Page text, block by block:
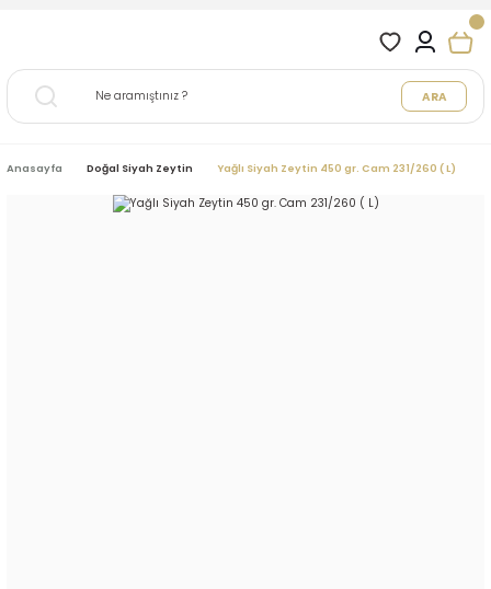
ARA
Anasayfa Doğal Siyah Zeytin Yağlı Siyah Zeytin 450 gr. Cam 231/260 ( L)